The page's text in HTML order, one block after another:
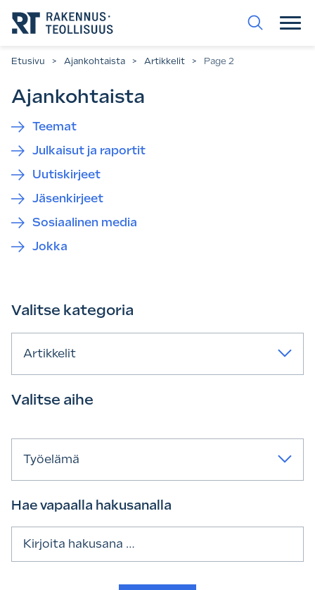
suoraan
sisältöön.
Etusivu > Ajankohtaista > Artikkelit > Page 2
Ajankohtaista
Teemat
Julkaisut ja raportit
Uutiskirjeet
Jäsenkirjeet
Sosiaalinen media
Jokka
Valitse kategoria
Artikkelit
Valitse aihe
Työelämä
Hae vapaalla hakusanalla